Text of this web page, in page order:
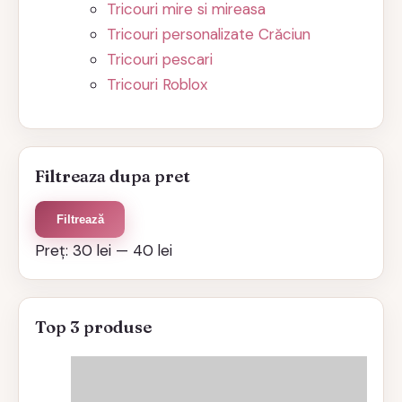
Tricouri mire si mireasa
Tricouri personalizate Crăciun
Tricouri pescari
Tricouri Roblox
Filtreaza dupa pret
Preț
minim
Preț
maxim
Filtrează
Preț:30 lei — 40 lei
Top 3 produse